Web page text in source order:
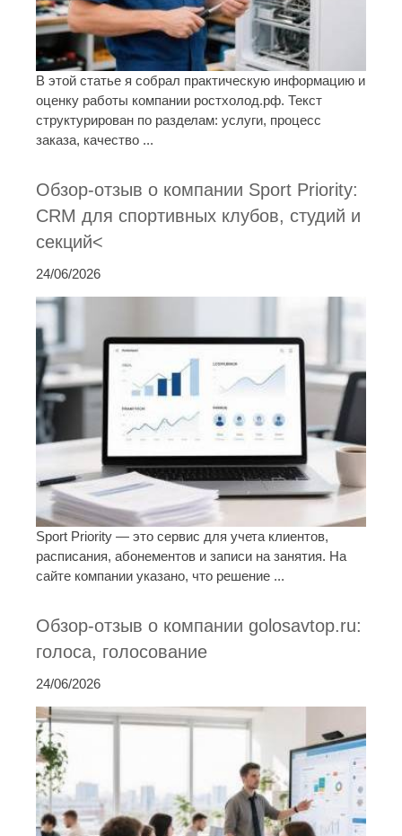
В этой статье я собрал практическую информацию и
оценку работы компании ростхолод.рф. Текст
структурирован по разделам: услуги, процесс
заказа, качество ...
Обзор-отзыв о компании Sport Priority:
CRM для спортивных клубов, студий и
секций<
24/06/2026
Sport Priority — это сервис для учета клиентов,
расписания, абонементов и записи на занятия. На
сайте компании указано, что решение ...
Обзор-отзыв о компании golosavtop.ru:
голоса, голосование
24/06/2026